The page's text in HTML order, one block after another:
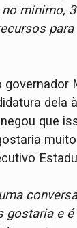
mínimo,
governador
dela
que
gostaria e